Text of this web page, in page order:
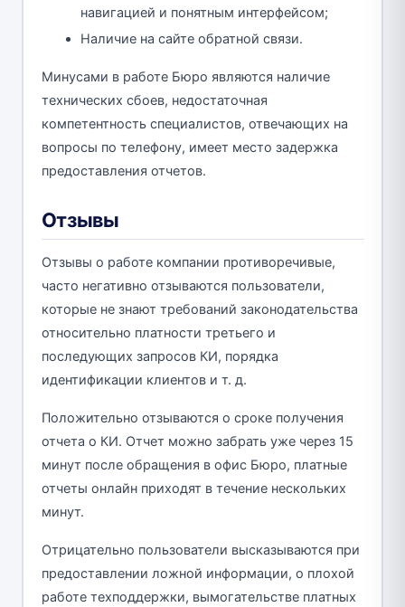
навигацией и понятным интерфейсом;
Наличие на сайте обратной связи.
Минусами в работе Бюро являются наличие
технических сбоев, недостаточная
компетентность специалистов, отвечающих на
вопросы по телефону, имеет место задержка
предоставления отчетов.
Отзывы
Отзывы о работе компании противоречивые,
часто негативно отзываются пользователи,
которые не знают требований законодательства
относительно платности третьего и
последующих запросов КИ, порядка
идентификации клиентов и т. д.
Положительно отзываются о сроке получения
отчета о КИ. Отчет можно забрать уже через 15
минут после обращения в офис Бюро, платные
отчеты онлайн приходят в течение нескольких
минут.
Отрицательно пользователи высказываются при
предоставлении ложной информации, о плохой
работе техподдержки, вымогательстве платных